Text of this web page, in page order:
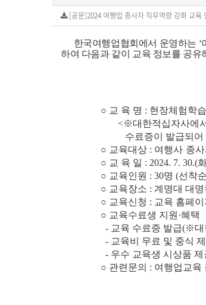
[공문]2024 여행업 종사자 직무역량 강화 교육
한국여행업협회에서 운영하는 ‘
하여 다음과 같이 교육 정보를 공유
○ 교 육 명 : 현장체험학
<※대한적십자사에
수료증이 발급되어 현장
○ 교육대상 : 여행사 종
○ 교 육 일 : 2024. 7. 30.(
○ 교육인원 : 30명 (선착
○ 교육장소 : 계명대 대
○ 교육신청 : 교육 홈페이
○ 교육수료생 지원 ·혜택
- 교육 수료증 발급(※대
- 교육비 무료 및 중식
- 우수 교육생 시상품 제
○ 관련문의 : 여행업교육